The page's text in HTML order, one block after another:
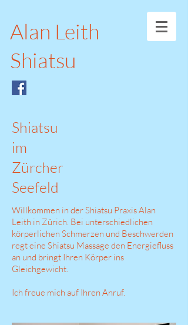
Alan Leith
Shiatsu
Shiatsu
im
Zürcher
Seefeld
Willkommen in der Shiatsu Praxis Alan
Leith in Zürich. Bei unterschiedlichen
körperlichen Schmerzen und Beschwerden
regt eine Shiatsu Massage den Energiefluss
an und bringt Ihren Körper ins
Gleichgewicht.
Ich freue mich auf Ihren Anruf.